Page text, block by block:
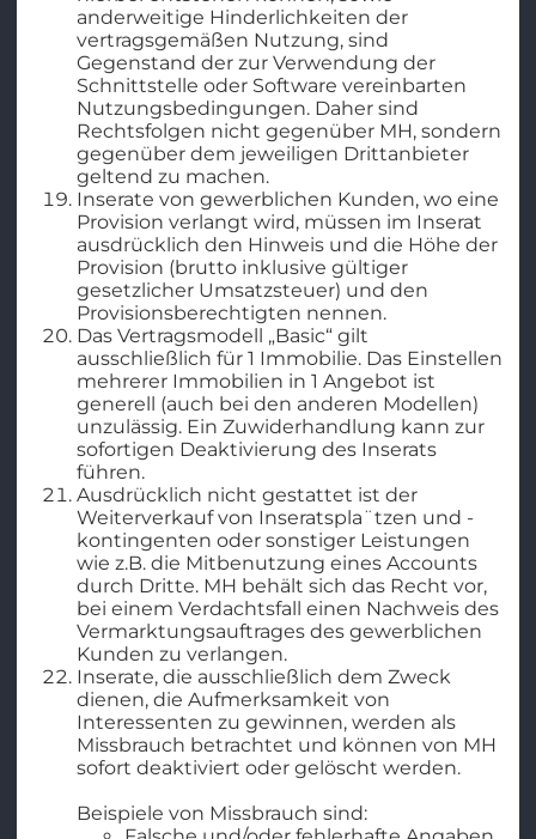
anderweitige Hinderlichkeiten der
vertragsgemäßen Nutzung, sind
Gegenstand der zur Verwendung der
Schnittstelle oder Software vereinbarten
Nutzungsbedingungen. Daher sind
Rechtsfolgen nicht gegenüber MH, sondern
gegenüber dem jeweiligen Drittanbieter
geltend zu machen.
Inserate von gewerblichen Kunden, wo eine
Provision verlangt wird, müssen im Inserat
ausdrücklich den Hinweis und die Höhe der
Provision (brutto inklusive gültiger
gesetzlicher Umsatzsteuer) und den
Provisionsberechtigten nennen.
Das Vertragsmodell „Basic“ gilt
ausschließlich für 1 Immobilie. Das Einstellen
mehrerer Immobilien in 1 Angebot ist
generell (auch bei den anderen Modellen)
unzulässig. Ein Zuwiderhandlung kann zur
sofortigen Deaktivierung des Inserats
führen.
Ausdrücklich nicht gestattet ist der
Weiterverkauf von Inseratspla¨tzen und -
kontingenten oder sonstiger Leistungen
wie z.B. die Mitbenutzung eines Accounts
durch Dritte. MH behält sich das Recht vor,
bei einem Verdachtsfall einen Nachweis des
Vermarktungsauftrages des gewerblichen
Kunden zu verlangen.
Inserate, die ausschließlich dem Zweck
dienen, die Aufmerksamkeit von
Interessenten zu gewinnen, werden als
Missbrauch betrachtet und können von MH
sofort deaktiviert oder gelöscht werden.
Beispiele von Missbrauch sind: